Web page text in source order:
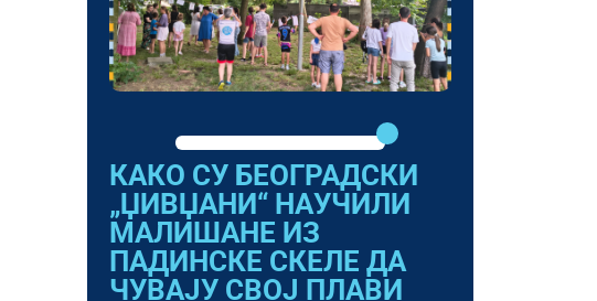
КАКО СУ БЕОГРАДСКИ
„ЏИВЏАНИ“ НАУЧИЛИ
МАЛИШАНЕ ИЗ
ПАДИНСКЕ СКЕЛЕ ДА
ЧУВАЈУ СВОЈ ПЛАВИ